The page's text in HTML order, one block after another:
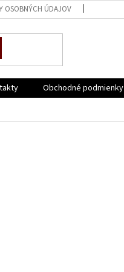
OSOBNÝCH ÚDAJOV
Obchodné podmienky